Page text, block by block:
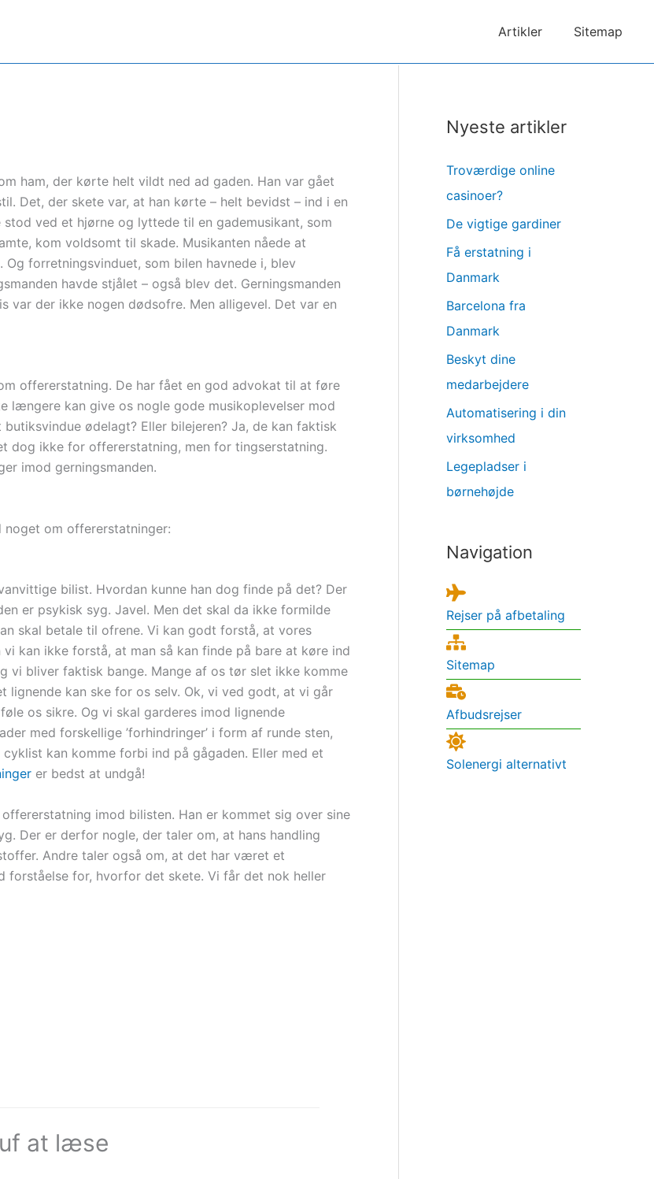
Artikler Sitemap
ham, der kørte helt vildt ned ad gaden. Han var gået
Det, der skete var, at han kørte – helt bevidst – ind i en
ved et hjørne og lyttede til en gademusikant, som
kom voldsomt til skade. Musikanten nåede at
forretningsvinduet, som bilen havnede i, blev
havde stjålet – også blev det. Gerningsmanden
var der ikke nogen dødsofre. Men alligevel. Det var en
offererstatning. De har fået en god advokat til at føre
længere kan give os nogle gode musikoplevelser mod
ødelagt? Eller bilejeren? Ja, de kan faktisk
dog ikke for offererstatning, men for tingserstatning.
imod gerningsmanden.
om offererstatninger:
bilist. Hvordan kunne han dog finde på det? Der
er psykisk syg. Javel. Men det skal da ikke formilde
skal betale til ofrene. Vi kan godt forstå, at vores
kan ikke forstå, at man så kan finde på bare at køre ind
vi bliver faktisk bange. Mange af os tør slet ikke komme
lignende kan ske for os selv. Ok, vi ved godt, at vi går
os sikre. Og vi skal garderes imod lignende
med forskellige ’forhindringer’ i form af runde sten,
kan komme forbi ind på gågaden. Eller med et
er bedst at undgå!
imod bilisten. Han er kommet sig over sine
Der er derfor nogle, der taler om, at hans handling
Andre taler også om, at det har været et
forståelse for, hvorfor det skete. Vi får det nok heller
at læse
Nyeste artikler
Troværdige online
casinoer?
De vigtige gardiner
Få erstatning i
Danmark
Barcelona fra
Danmark
Beskyt dine
medarbejdere
Automatisering i din
virksomhed
Legepladser i
børnehøjde
Navigation
Rejser på afbetaling
Sitemap
Afbudsrejser
Solenergi alternativt